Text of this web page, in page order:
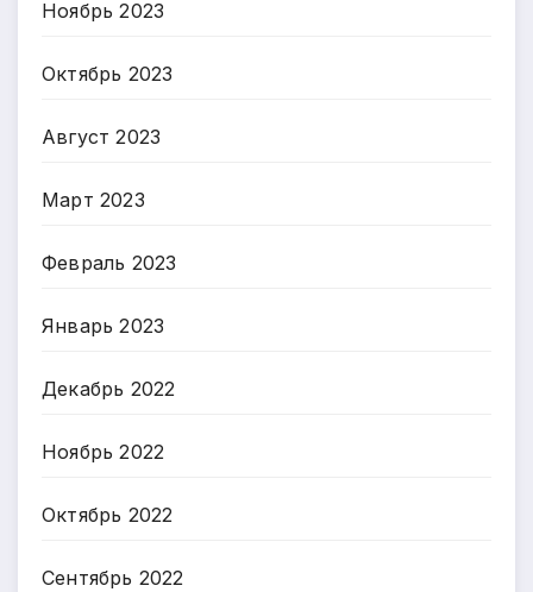
Ноябрь 2023
Октябрь 2023
Август 2023
Март 2023
Февраль 2023
Январь 2023
Декабрь 2022
Ноябрь 2022
Октябрь 2022
Сентябрь 2022